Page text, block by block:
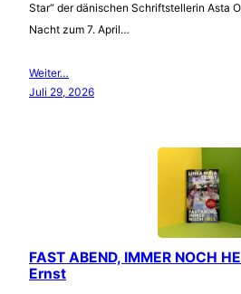
Star“ der dänischen Schriftstellerin Asta
Nacht zum 7. April…
Weiter…
Juli 29, 2026
FAST ABEND, IMMER NOCH
Ernst